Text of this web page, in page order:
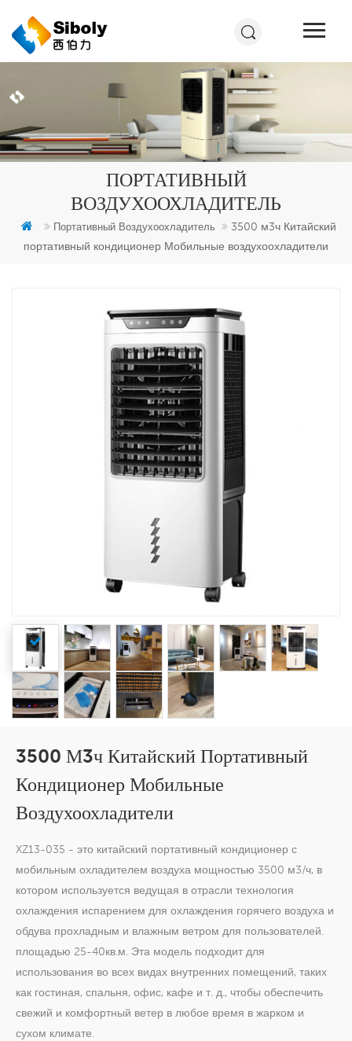
ПОРТАТИВНЫЙ
ВОЗДУХООХЛАДИТЕЛЬ
Портативный Воздухоохладитель
3500 м3ч Китайский
портативный кондиционер Мобильные воздухоохладители
3500 М3ч Китайский Портативный
Кондиционер Мобильные
Воздухоохладители
XZ13-035 - это китайский портативный кондиционер с
мобильным охладителем воздуха мощностью 3500 м3/ч, в
котором используется ведущая в отрасли технология
охлаждения испарением для охлаждения горячего воздуха и
обдува прохладным и влажным ветром для пользователей.
площадью 25-40кв.м. Эта модель подходит для
использования во всех видах внутренних помещений, таких
как гостиная, спальня, офис, кафе и т. д., чтобы обеспечить
свежий и комфортный ветер в любое время в жарком и
сухом климате.